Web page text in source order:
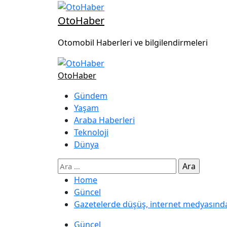
OtoHaber
Otomobil Haberleri ve bilgilendirmeleri
OtoHaber
Gündem
Yaşam
Araba Haberleri
Teknoloji
Dünya
Home
Güncel
Gazetelerde düşüş, internet
Güncel